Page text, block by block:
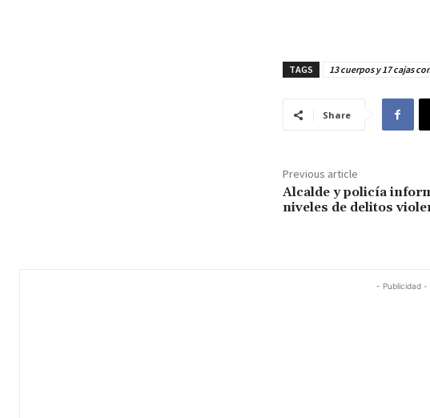
TAGS 13 cuerpos y 17 cajas
Share
Previous article
Alcalde y policía
niveles de delitos
- Publicidad -